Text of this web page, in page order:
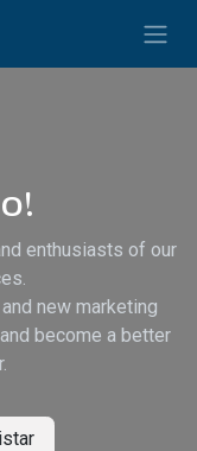
enthusiasts of our
new marketing
become a better